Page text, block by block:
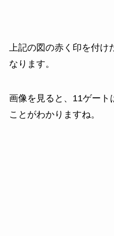
上記の図の赤く印を付
なります。
画像を見ると、11ゲート
ことがわかりますね。